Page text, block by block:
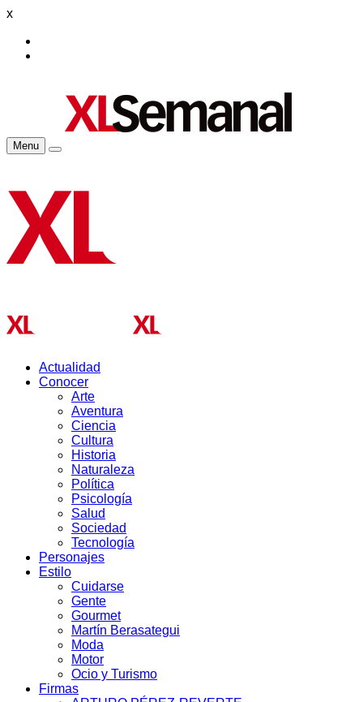
x
Menu
Actualidad
Conocer
Arte
Aventura
Ciencia
Cultura
Historia
Naturaleza
Política
Psicología
Salud
Sociedad
Tecnología
Personajes
Estilo
Cuidarse
Gente
Gourmet
Martín Berasategui
Moda
Motor
Ocio y Turismo
Firmas